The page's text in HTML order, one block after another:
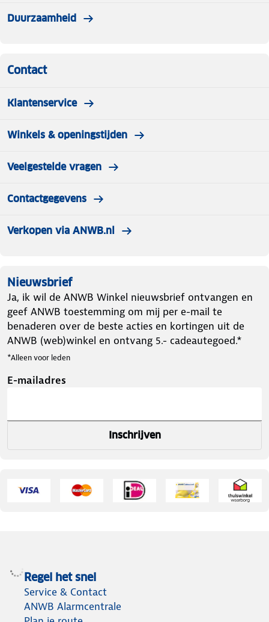
Duurzaamheid
Contact
Klantenservice
Winkels & openingstijden
Veelgestelde vragen
Contactgegevens
Verkopen via ANWB.nl
Nieuwsbrief
Ja, ik wil de ANWB Winkel nieuwsbrief ontvangen en
geef ANWB toestemming om mij per e-mail te
benaderen over de beste acties en kortingen uit de
ANWB (web)winkel en ontvang 5.- cadeautegoed.*
*Alleen voor leden
E-mailadres
Inschrijven
Regel het snel
Service & Contact
ANWB Alarmcentrale